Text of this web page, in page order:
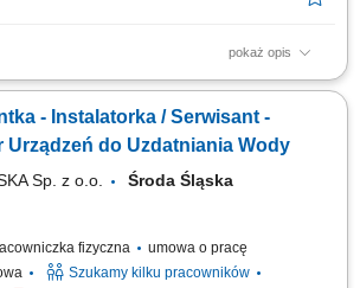
pokaż opis
urządzeń do uzdatniania i oczyszczania
- Instalatorka / Serwisant -
Urządzeń do Uzdatniania Wody
Sp. z o.o.
Środa Śląska
fizyczna
umowa o pracę
Szukamy kilku pracowników